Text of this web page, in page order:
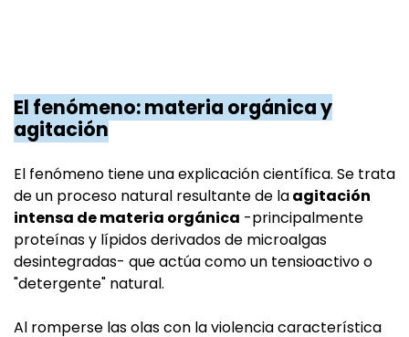
El fenómeno: materia orgánica y
agitación
El fenómeno tiene una explicación científica. Se trata
de un proceso natural resultante de laagitación
intensa de materia orgánica -principalmente
proteínas y lípidos derivados de microalgas
desintegradas- que actúa como un tensioactivo o
"detergente" natural.
Al romperse las olas con la violencia característica